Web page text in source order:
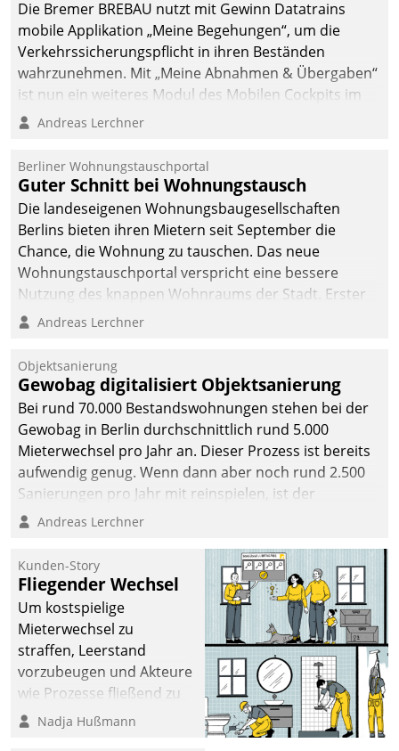
Die Bremer BREBAU nutzt mit Gewinn Datatrains
mobile Applikation „Meine Begehungen“, um die
Verkehrssicherungspflicht in ihren Beständen
wahrzunehmen. Mit „Meine Abnahmen & Übergaben“
ist nun ein weiteres Modul des Mobilen Cockpits im
Einsatz.
Andreas Lerchner
Berliner Wohnungstauschportal
Guter Schnitt bei Wohnungstausch
Die landeseigenen Wohnungsbaugesellschaften
Berlins bieten ihren Mietern seit September die
Chance, die Wohnung zu tauschen. Das neue
Wohnungstauschportal verspricht eine bessere
Nutzung des knappen Wohnraums der Stadt. Erster
Anwendungsfall für Datatrains Lösung API-Hub mit
Unternehmen.
Andreas Lerchner
Objektsanierung
Gewobag digitalisiert Objektsanierung
Bei rund 70.000 Bestandswohnungen stehen bei der
Gewobag in Berlin durchschnittlich rund 5.000
Mieterwechsel pro Jahr an. Dieser Prozess ist bereits
aufwendig genug. Wenn dann aber noch rund 2.500
Sanierungen pro Jahr mit reinspielen, ist der
Betreuungs- und Organisationsaufwand immens. Im
kommunale Wohnungsbauunternehmen daher
gemeinsam mit der Berliner Datatrain GmbH den
Teilprozess der Objektsanierung digitalisiert.
Andreas Lerchner
Kunden-Story
Fliegender Wechsel
Um kostspielige
Mieterwechsel zu
straffen, Leerstand
vorzubeugen und Akteure
wie Prozesse fließend zu
vernetzen, nutzt die
Nadja Hußmann